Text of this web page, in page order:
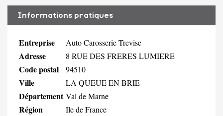
Informations pratiques
Entreprise Auto Carosserie Trevise
Adresse 8 RUE DES FRERES LUMIERE
Code postal 94510
Ville LA QUEUE EN BRIE
Département Val de Marne
Région Ile de France